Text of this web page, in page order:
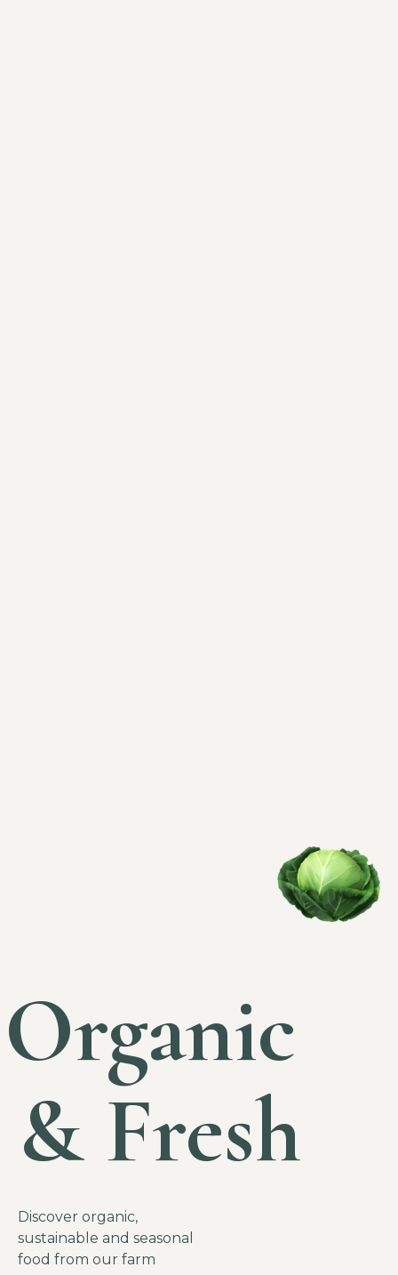
Organic
& Fresh
Discover organic,
sustainable and seasonal
food from our farm